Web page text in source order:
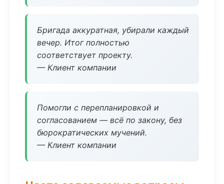
Бригада аккуратная, убирали каждый
вечер. Итог полностью
соответствует проекту.
— Клиент компании
Помогли с перепланировкой и
согласованием — всё по закону, без
бюрократических мучений.
— Клиент компании